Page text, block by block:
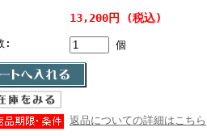
13,200円 (税込)
: 個
返品についての詳細はこちら